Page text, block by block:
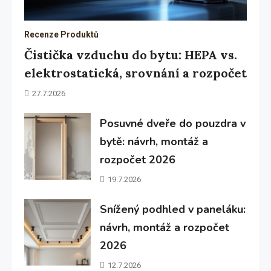
Recenze Produktů
Čistička vzduchu do bytu: HEPA vs.
elektrostatická, srovnání a rozpočet
27.7.2026
Posuvné dveře do pouzdra v
bytě: návrh, montáž a
rozpočet 2026
19.7.2026
Snížený podhled v paneláku:
návrh, montáž a rozpočet
2026
12.7.2026